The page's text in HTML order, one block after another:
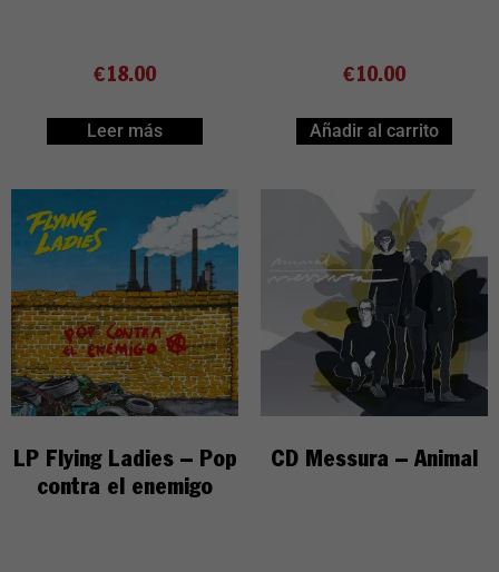
€18.00
Leer más
€10.00
Añadir al carrito
LP Flying Ladies – Pop
contra el enemigo
CD Messura – Animal